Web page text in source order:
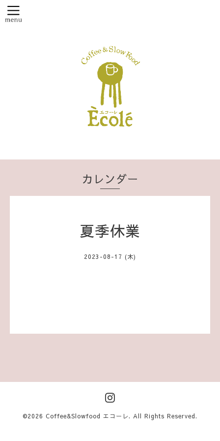
カレンダー
夏季休業
2023-08-17 (木)
©2026 Coffee&Slowfood エコーレ. All Rights Reserved.